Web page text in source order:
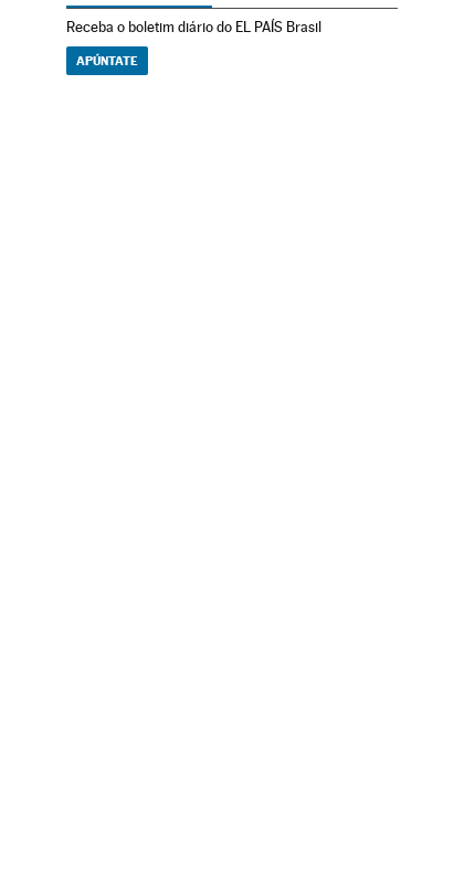
Receba o boletim diário do EL PAÍS Brasil
APÚNTATE